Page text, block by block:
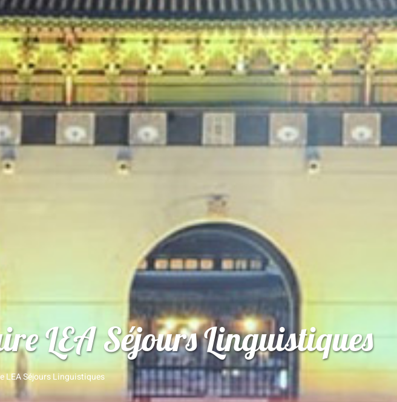
LEA Séjours Linguistiques
LEA Séjours Linguistiques